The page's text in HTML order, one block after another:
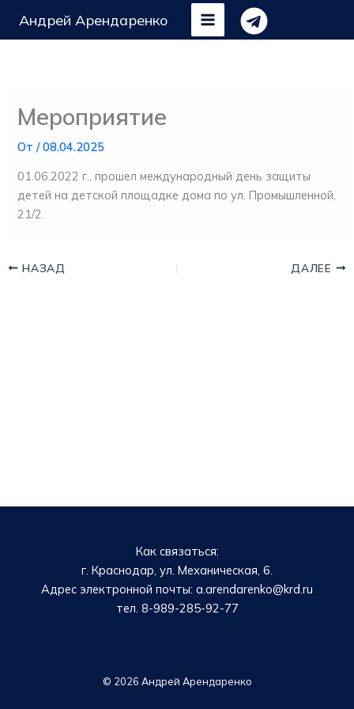
Андрей Арендаренко
Мероприятие
От/08.04.2025
01.06.2022 г., прошел международный день защиты
детей на детской площадке дома по ул. Промышленной,
21/2.
НАЗАД ДАЛЕЕ
Как связаться:
г. Краснодар, ул. Механическая, 6.
Адрес электронной почты: a.arendarenko@krd.ru
тел. 8-989-285-92-77
© 2026 Андрей Арендаренко